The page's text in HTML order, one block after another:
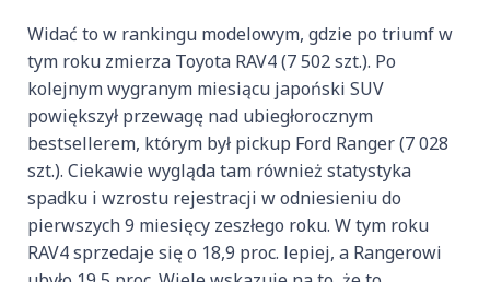
Widać to w rankingu modelowym, gdzie po triumf w
tym roku zmierza Toyota RAV4 (7 502 szt.). Po
kolejnym wygranym miesiącu japoński SUV
powiększył przewagę nad ubiegłorocznym
bestsellerem, którym był pickup Ford Ranger (7 028
szt.). Ciekawie wygląda tam również statystyka
spadku i wzrostu rejestracji w odniesieniu do
pierwszych 9 miesięcy zeszłego roku. W tym roku
RAV4 sprzedaje się o 18,9 proc. lepiej, a Rangerowi